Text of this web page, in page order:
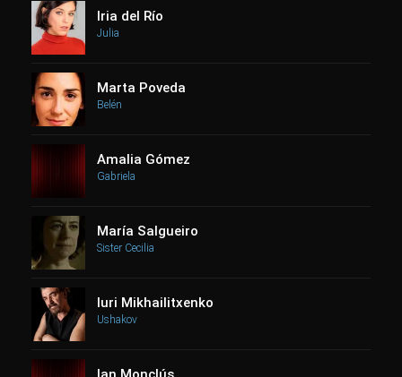
Iria del Río
Julia
Marta Poveda
Belén
Amalia Gómez
Gabriela
María Salgueiro
Sister Cecilia
Iuri Mikhailitxenko
Ushakov